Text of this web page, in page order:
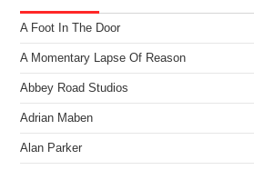
A Foot In The Door
A Momentary Lapse Of Reason
Abbey Road Studios
Adrian Maben
Alan Parker